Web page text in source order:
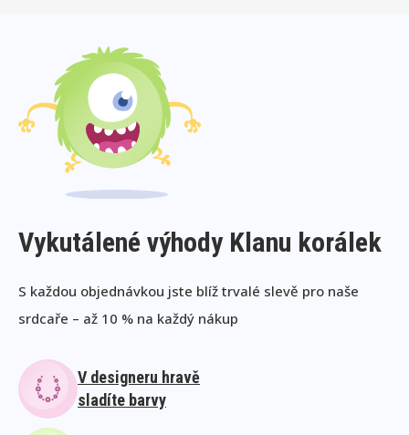
Vykutálené výhody Klanu korálek
S každou objednávkou jste blíž trvalé slevě pro naše
srdcaře – až 10 % na každý nákup
V designeru hravě
sladíte barvy